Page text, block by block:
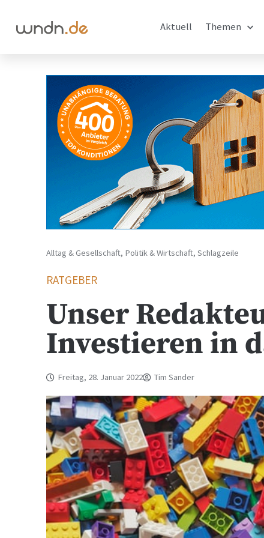
Aktuell Themen
Alltag & Gesellschaft, Politik & Wirtschaft,Schlagzeile
RATGEBER
Unser
Investieren in
Freitag, 28. Januar 2022 Tim Sander